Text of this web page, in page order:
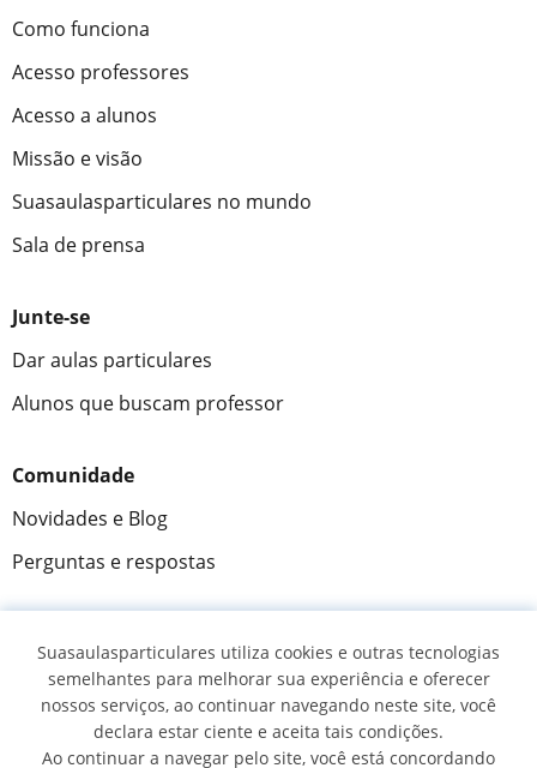
Como funciona
Acesso professores
Acesso a alunos
Missão e visão
Suasaulasparticulares no mundo
Sala de prensa
Junte-se
Dar aulas particulares
Alunos que buscam professor
Comunidade
Novidades e Blog
Perguntas e respostas
Fantástica★★★★★ 9,5/10
305883 opiniões de alunos
Suasaulasparticulares utiliza cookies e outras tecnologias
semelhantes para melhorar sua experiência e oferecer
nossos serviços, ao continuar navegando neste site, você
declara estar ciente e aceita tais condições.
Ao continuar a navegar pelo site, você está concordando